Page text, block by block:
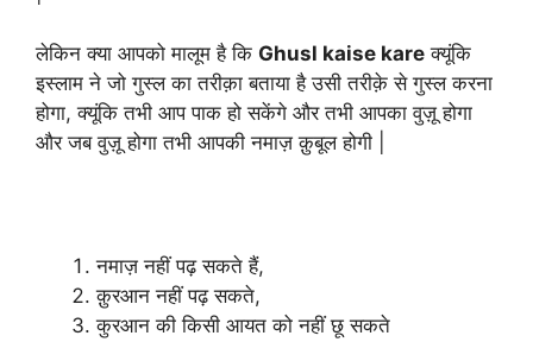
लेकिन क्या आपको मालूम है कि Ghusl kaise kare क्यूंकि
इस्लाम ने जो गुस्ल का तरीक़ा बताया है उसी तरीक़े से गुस्ल करना
होगा, क्यूंकि तभी आप पाक हो सकेंगे और तभी आपका वुज़ू होगा
और जब वुज़ू होगा तभी आपकी नमाज़ क़ुबूल होगी |
नमाज़ नहीं पढ़ सकते हैं,
क़ुरआन नहीं पढ़ सकते,
कुरआन की किसी आयत को नहीं छू सकते